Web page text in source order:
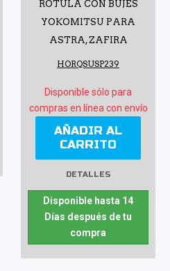
ROTULA CON BUJES
YOKOMITSU PARA
ASTRA, ZAFIRA
HORQSUSP239
Disponible sólo para
compras en línea con envío
AÑADIR AL
CARRITO
DETALLES
Disponible hasta 14
Días después de tu
compra